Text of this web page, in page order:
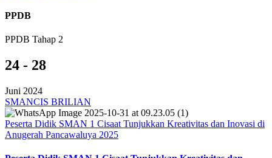
PPDB
PPDB Tahap 2
24 - 28
Juni 2024
SMANCIS BRILIAN
Peserta Didik SMAN 1 Cisaat Tunjukkan Kreativitas dan Inovasi di
Anugerah Pancawaluya 2025